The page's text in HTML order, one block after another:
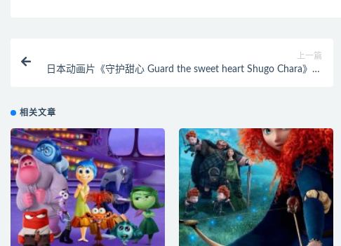
上一篇
日本动画片《守护甜心 Guard the sweet heart Shugo Chara》第
相关文章